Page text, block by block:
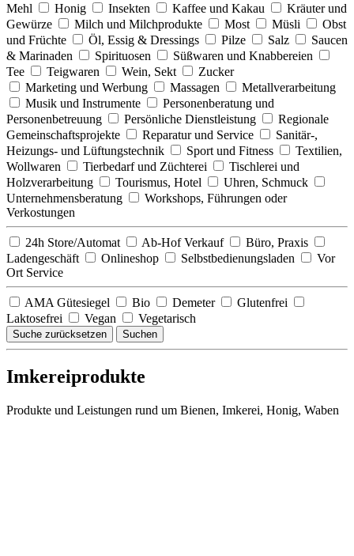
Mehl
Honig Insekten Kaffee und Kakau
Kräuter und
Gewürze
Milch und Milchprodukte Most Müsli
Obst
und Früchte
Öl, Essig & Dressings Pilze Salz
Saucen
& Marinaden
Spirituosen
Süßwaren und Knabbereien
Tee
Teigwaren Wein, Sekt
Zucker
Marketing und Werbung
Massagen
Metallverarbeitung
Musik und Instrumente
Personenberatung und
Personenbetreuung
Persönliche Dienstleistung
Regionale
Gemeinschaftsprojekte
Reparatur und Service
Sanitär-,
Heizungs- und Lüftungstechnik
Sport und Fitness
Textilien,
Wollwaren
Tierbedarf und Züchterei
Tischlerei und
Holzverarbeitung
Tourismus, Hotel
Uhren, Schmuck
Unternehmensberatung
Workshops, Führungen oder
Verkostungen
24h Store/Automat Ab-Hof Verkauf
Büro, Praxis
Ladengeschäft
Onlineshop Selbstbedienungsladen
Vor
Ort Service
AMA Gütesiegel Bio Demeter
Glutenfrei
Laktosefrei
Vegan Vegetarisch
Suche zurücksetzen Suchen
Imkereiprodukte
Produkte und Leistungen rund um Bienen, Imkerei, Honig, Waben